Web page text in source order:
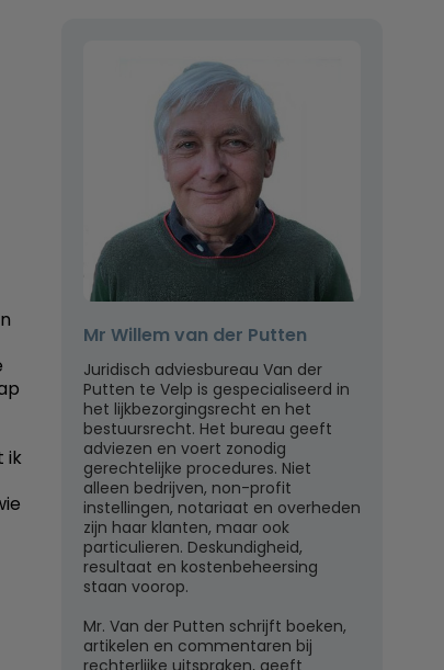
ik
Mr Willem van der Putten
Juridisch adviesbureau Van der
Putten te Velp is gespecialiseerd in
het lijkbezorgingsrecht en het
bestuursrecht. Het bureau geeft
adviezen en voert zonodig
gerechtelijke procedures. Niet
alleen bedrijven, non-profit
instellingen, notariaat en overheden
zijn haar klanten, maar ook
particulieren. Deskundigheid,
resultaat en kostenbeheersing
staan voorop.
Mr. Van der Putten schrijft boeken,
artikelen en commentaren bij